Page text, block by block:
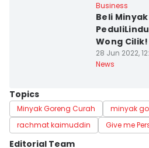
Business
Beli
Wong Cilik!
28 Jun 2022,
News
Topics
Minyak Goreng Curah
minyak
rachmat kaimuddin
Give me
Editorial Team